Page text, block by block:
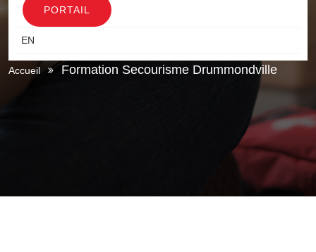
PORTAIL
EN
FORMATION SECOURISME
DRUMMONDVILLE
Accueil Formation Secourisme Drummondville